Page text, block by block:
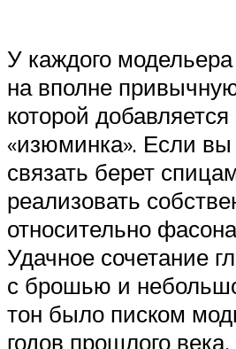
У каждого
на вполне
которой
«изюминка». Если
связать берет
реализовать
относительно
Удачное сочетание
с брошью и
тон было писком
годов прошлого